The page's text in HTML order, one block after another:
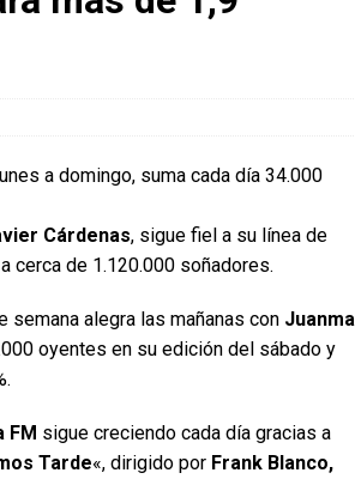
a domingo, suma cada día 34.000
Cárdenas, sigue fiel a su línea de
cerca de 1.120.000 soñadores.
semana alegra las mañanas con Juanma
oyentes en su edición del sábado y
FM sigue creciendo cada día gracias a
Tarde«, dirigido por Frank Blanco,